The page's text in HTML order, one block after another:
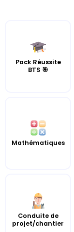
Pack Réussite
BTS 🎯
Mathématiques
Conduite de
projet/chantier